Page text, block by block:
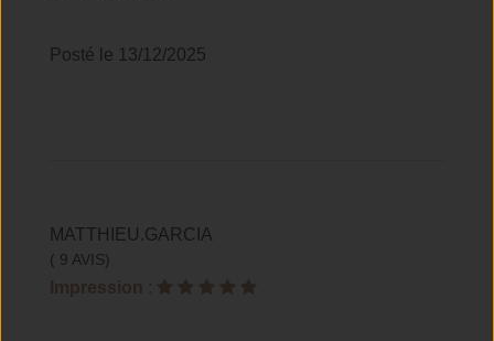
Posté le 13/12/2025
MATTHIEU.GARCIA
( 9 AVIS)
Impression :